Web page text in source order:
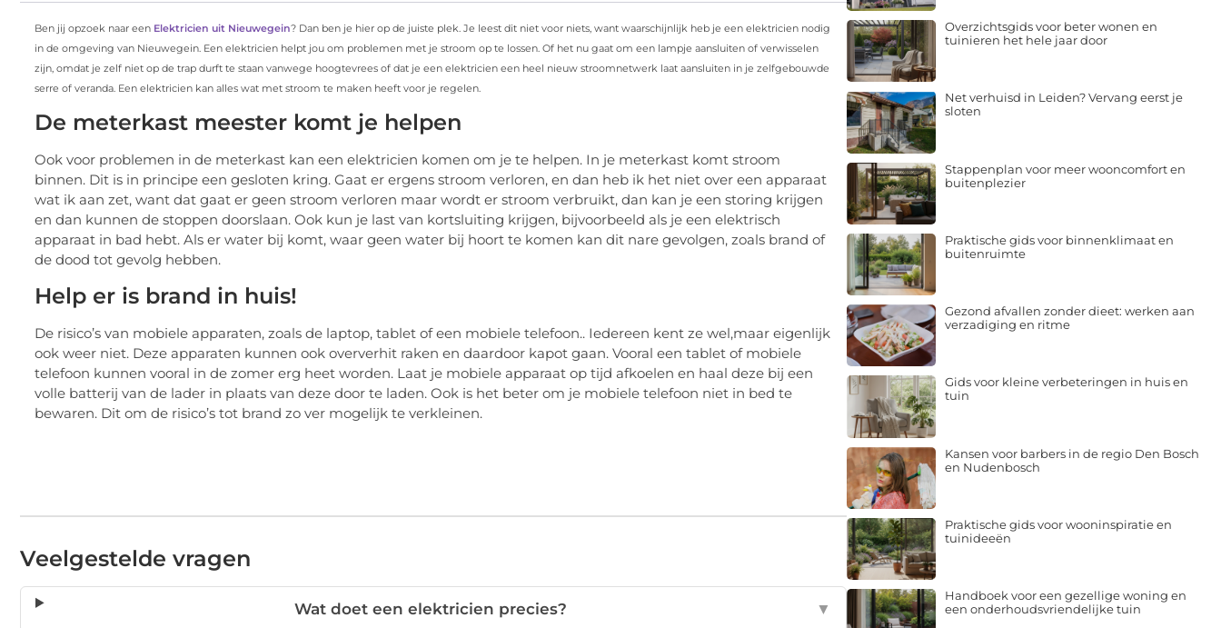
Ben jij opzoek naar een Elektricien uit Nieuwegein? Dan ben je hier op de juiste plek. Je leest dit niet voor niets, want waarschijnlijk heb je een elektricien nodig
in de omgeving van Nieuwegein. Een elektricien helpt jou om problemen met je stroom op te lossen. Of het nu gaat om een lampje aansluiten of verwisselen
zijn, omdat je zelf niet op de trap durft te staan vanwege hoogtevrees of dat je een elektricien een heel nieuw stroomnetwerk laat aansluiten in je zelfgebouwde
serre of veranda. Een elektricien kan alles wat met stroom te maken heeft voor je regelen.
De meterkast meester komt je helpen
Ook voor problemen in de meterkast kan een elektricien komen om je te helpen. In je meterkast komt stroom
binnen. Dit is in principe een gesloten kring. Gaat er ergens stroom verloren, en dan heb ik het niet over een apparaat
wat ik aan zet, want dat gaat er geen stroom verloren maar wordt er stroom verbruikt, dan kan je een storing krijgen
en dan kunnen de stoppen doorslaan. Ook kun je last van kortsluiting krijgen, bijvoorbeeld als je een elektrisch
apparaat in bad hebt. Als er water bij komt, waar geen water bij hoort te komen kan dit nare gevolgen, zoals brand of
de dood tot gevolg hebben.
Help er is brand in huis!
De risico’s van mobiele apparaten, zoals de laptop, tablet of een mobiele telefoon.. Iedereen kent ze wel,maar eigenlijk
ook weer niet. Deze apparaten kunnen ook oververhit raken en daardoor kapot gaan. Vooral een tablet of mobiele
telefoon kunnen vooral in de zomer erg heet worden. Laat je mobiele apparaat op tijd afkoelen en haal deze bij een
volle batterij van de lader in plaats van deze door te laden. Ook is het beter om je mobiele telefoon niet in bed te
bewaren. Dit om de risico’s tot brand zo ver mogelijk te verkleinen.
Veelgestelde vragen
Wat doet een elektricien precies? ▼
Overzichtsgids voor beter wonen en
tuinieren het hele jaar door
Net verhuisd in Leiden? Vervang eerst je
sloten
Stappenplan voor meer wooncomfort en
buitenplezier
Praktische gids voor binnenklimaat en
buitenruimte
Gezond afvallen zonder dieet: werken aan
verzadiging en ritme
Gids voor kleine verbeteringen in huis en
tuin
Kansen voor barbers in de regio Den Bosch
en Nudenbosch
Praktische gids voor wooninspiratie en
tuinideeën
Handboek voor een gezellige woning en
een onderhoudsvriendelijke tuin